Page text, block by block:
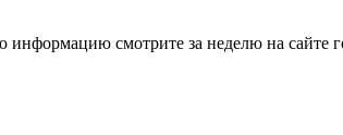
смотрите за неделю на сайте